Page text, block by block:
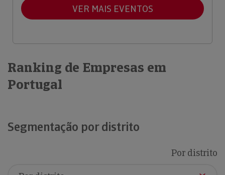
VER MAIS EVENTOS
Ranking de Empresas em
Portugal
Segmentação por distrito
Por distrito